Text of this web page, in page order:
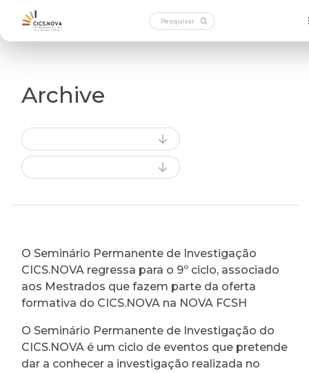
Archive
O Seminário Permanente de Investigação
CICS.NOVA regressa para o 9º ciclo, associado
aos Mestrados que fazem parte da oferta
formativa do CICS.NOVA na NOVA FCSH
O Seminário Permanente de Investigação do
CICS.NOVA é um ciclo de eventos que pretende
dar a conhecer a investigação realizada no